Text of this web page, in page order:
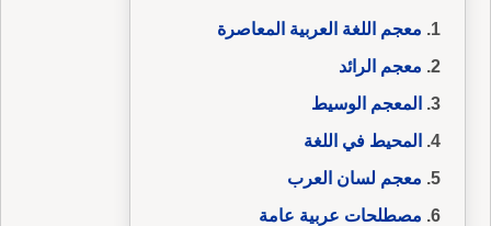
معجم اللغة العربية المعاصرة
معجم الرائد
المعجم الوسيط
المحيط في اللغة
معجم لسان العرب
مصطلحات عربية عامة